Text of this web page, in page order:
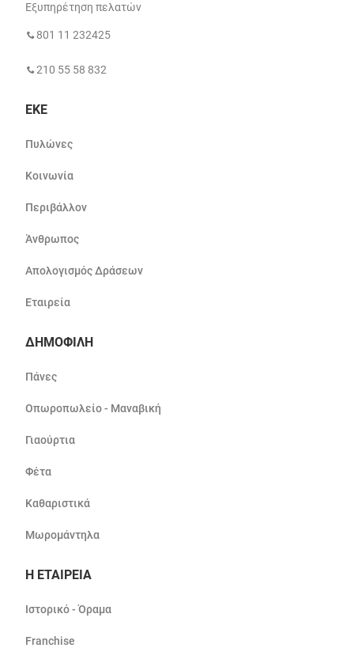
Εξυπηρέτηση πελατών
801 11 232425
210 55 58 832
ΕΚΕ
Πυλώνες
Κοινωνία
Περιβάλλον
Άνθρωπος
Απολογισμός Δράσεων
Εταιρεία
ΔΗΜΟΦΙΛΗ
Πάνες
Οπωροπωλείο - Μαναβική
Γιαούρτια
Φέτα
Καθαριστικά
Μωρομάντηλα
Η ΕΤΑΙΡΕΙΑ
Ιστορικό - Όραμα
Franchise